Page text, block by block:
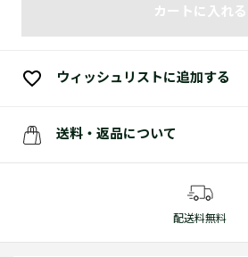
カートに入れる
ウィッシュリストに追加する
送料・返品について
配送料無料